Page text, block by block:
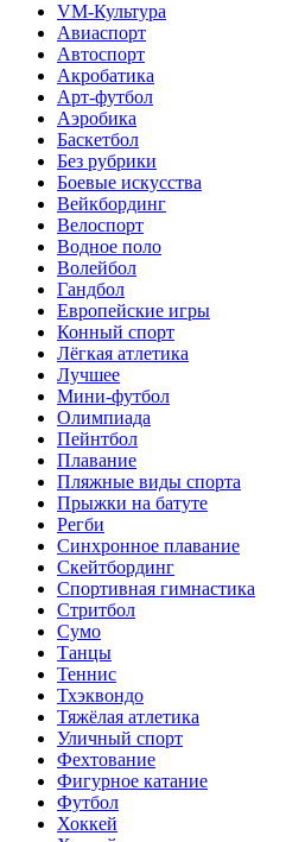
VM-Культура
Авиаспорт
Автоспорт
Акробатика
Арт-футбол
Аэробика
Баскетбол
Без рубрики
Боевые искусства
Вейкбординг
Велоспорт
Водное поло
Волейбол
Гандбол
Европейские игры
Конный спорт
Лёгкая атлетика
Лучшее
Мини-футбол
Олимпиада
Пейнтбол
Плавание
Пляжные виды спорта
Прыжки на батуте
Регби
Синхронное плавание
Скейтбординг
Спортивная гимнастика
Стритбол
Сумо
Танцы
Теннис
Тхэквондо
Тяжёлая атлетика
Уличный спорт
Фехтование
Фигурное катание
Футбол
Хоккей